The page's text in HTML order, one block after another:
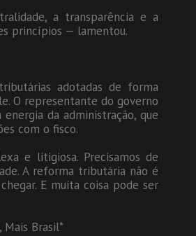
a transparência e a
princípios — lamentou.
adotadas de forma
O representante do governo
da administração, que
com o fisco.
e litigiosa. Precisamos de
A reforma tributária não é
E muita coisa pode ser
Mais Brasil*